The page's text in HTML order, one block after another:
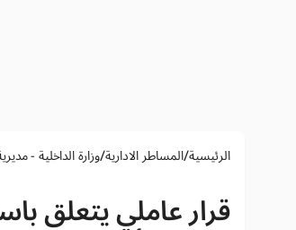
الرئيسية/المساطر الادارية/وزارة الداخلية -
قرار عاملي يتعلق